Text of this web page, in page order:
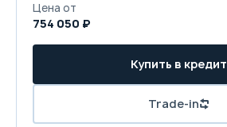
Цена от
754 050 ₽
Купить в кредит
Trade-in